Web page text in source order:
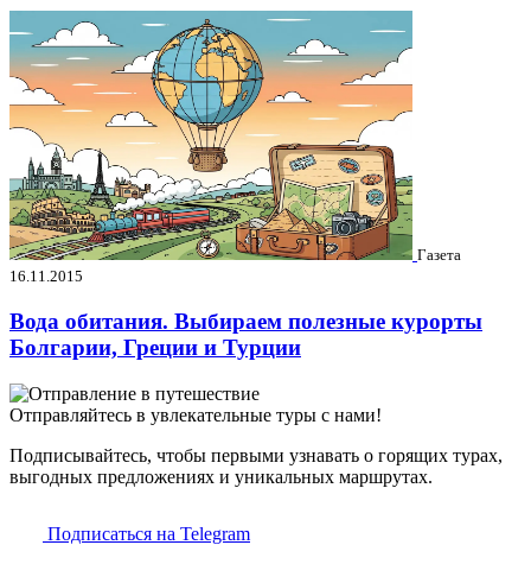
Газета
16.11.2015
Вода обитания. Выбираем полезные курорты
Болгарии, Греции и Турции
Отправляйтесь в увлекательные туры с нами!
Подписывайтесь, чтобы первыми узнавать о горящих турах,
выгодных предложениях и уникальных маршрутах.
Подписаться на Telegram